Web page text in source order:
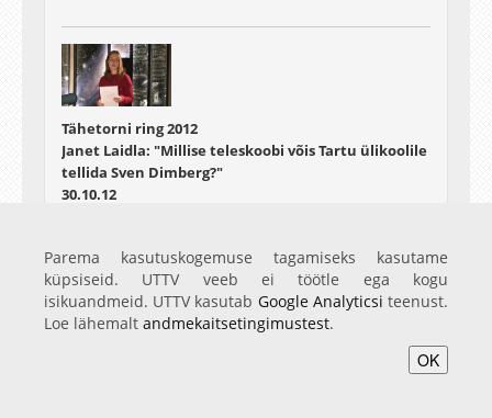
Tähetorni ring 2012
Janet Laidla: "Millise teleskoobi võis Tartu ülikoolile
tellida Sven Dimberg?"
30.10.12
Tähetorni ring 2012
Parema kasutuskogemuse tagamiseks kasutame
küpsiseid. UTTV veeb ei töötle ega kogu
isikuandmeid. UTTV kasutab Google Analyticsi teenust.
Loe lähemalt andmekaitsetingimustest.
OK